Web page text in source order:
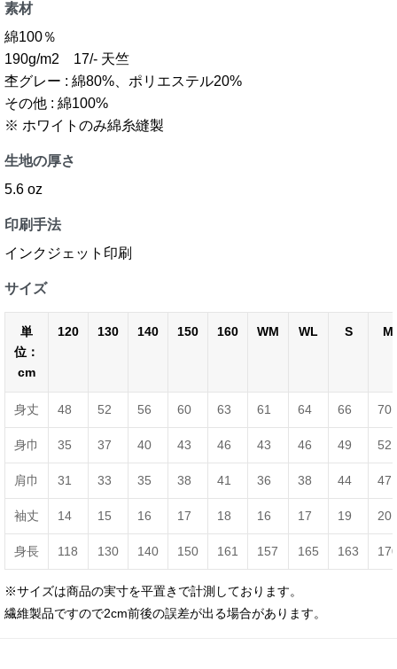
素材
綿100％
190g/m2 17/- 天竺
杢グレー : 綿80%、ポリエステル20%
その他 : 綿100%
※ ホワイトのみ綿糸縫製
生地の厚さ
5.6 oz
印刷手法
インクジェット印刷
サイズ
単
位：
cm
120 130 140 150 160 WM WL S M
身丈 48 52 56 60 63 61 64 66 70
身巾 35 37 40 43 46 43 46 49 52
肩巾 31 33 35 38 41 36 38 44 47
袖丈 14 15 16 17 18 16 17 19 20
身長 118 130 140 150 161 157 165 163
※サイズは商品の実寸を平置きで計測しております。
繊維製品ですので2cm前後の誤差が出る場合があります。